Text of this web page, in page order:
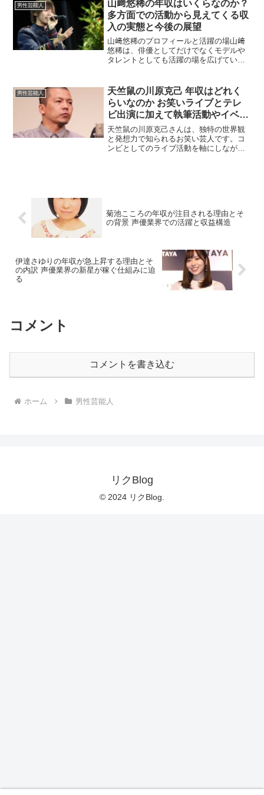
く解説していきます。アイド...
男性芸能人
山﨑悠稀の年収はいくらなのか？
多方面での活動から見えてくる収
入の実態と今後の展望
山﨑悠稀のプロフィールと活躍の場山﨑
悠稀は、俳優としてだけでなくモデルや
タレントとしても活躍の場を広げている
に引っ張りだこな存在となっています。
加えてSNSでも高い人気...
男性芸能人
天竺鼠の川原克己 年収はどれく
らいなのか お笑いライブとテレ
ビ出演に加えて執筆活動やイベン
ト仕事まで含めた収入事情から見
える推定年収を徹底解説した最新
まとめ
天竺鼠の川原克己さんは、独特の世界観
と発想力で知られるお笑い芸人です。コ
ンビとしてのライブ活動を軸にしなが
菊池こころの年収が注目される理由とそ
の背景 声優業界での活躍と収益構造
伊達さゆりの年収が急上昇する理由とそ
の内訳 声優業界の新星が稼ぐ仕組みに迫
る
コメント
コメントを書き込む
ホーム 男性芸能人
リクBlog
© 2024 リクBlog.